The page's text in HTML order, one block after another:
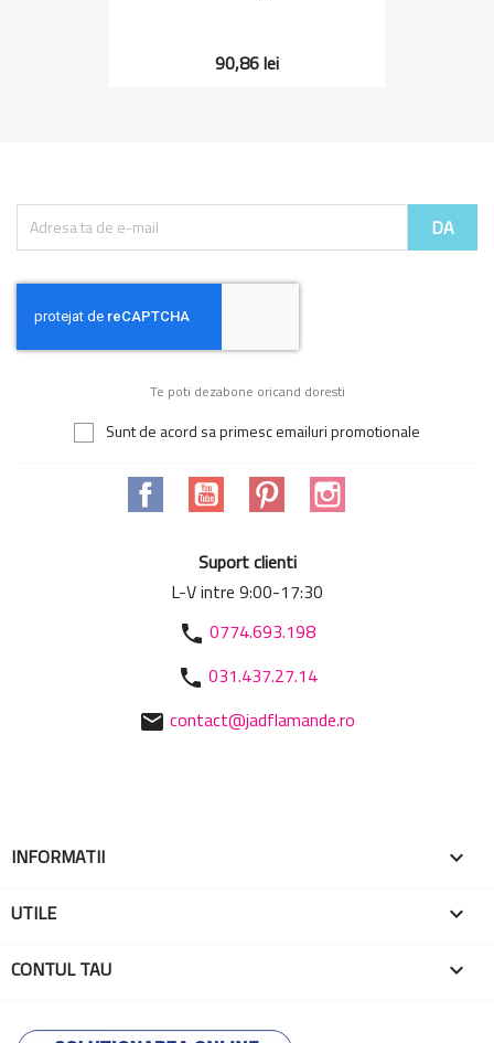
90,86 lei
Te poti dezabone oricand doresti
Sunt de acord sa primesc emailuri promotionale
Facebook YouTube Pinterest
Suport clienti
L-V intre 9:00-17:30
phone 0774.693.198
phone 031.437.27.14
mail contact@jadflamande.ro
INFORMATII 
UTILE 
CONTUL TAU 